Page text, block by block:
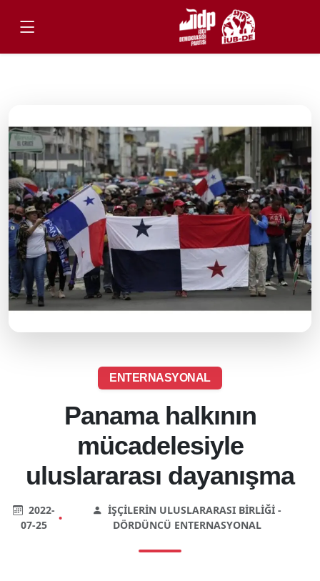
ENTERNASYONAL
Panama halkının
mücadelesiyle
uluslararası dayanışma
2022-
07-25
•
İŞÇILERIN ULUSLARARASI BIRLIĞI -
DÖRDÜNCÜ ENTERNASYONAL